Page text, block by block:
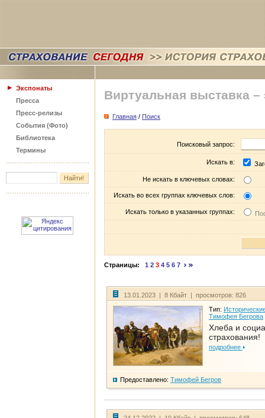
Экспонаты
Пресса
Пресс-релизы
События (Фото)
Библиотека
Термины
Виртуальная выставка –
Главная / Поиск
Поисковый запрос:
Искать в:
Не искать в ключевых словах:
Искать во всех группах ключевых слов:
Искать только в указанных группах:
Страницы: 1 2 3 4 5 6 7
13.01.2023 | 8 Кбайт | просмотров: 826
Тип:
Тимофея Бегрова
Хлеба и
страхования!
подробнее
Предоставлено: Тимофей Бегров